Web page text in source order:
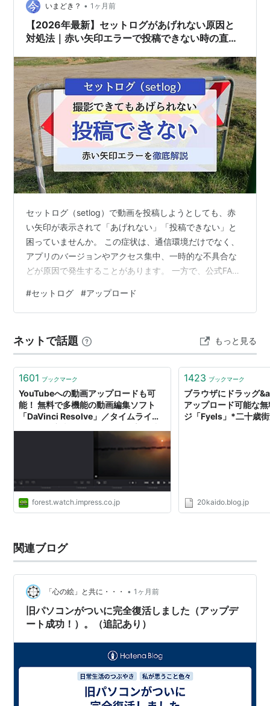
いまどき？ • 1ヶ月前
【2026年最新】セットログがあげれない原因と
対処法｜赤い矢印エラーで投稿できない時の直し
セットログ（setlog）で動画を投稿しようとしても、赤
い矢印が表示されて「あげれない」「投稿できない」と
困っていませんか。 この症状は、通信環境だけでなく、
アプリのバージョンやアクセス集中、一時的な不具合な
どが原因で発生することがあります。 一方で、公式FAQ
されており、最新版へのアップデートや時間を置いて再
投稿することで改善するケースもあります。 また、
くなる可能性があるため、安易にアプリを削除しないこ
とも重要です。 この記事では、セットログで赤い矢印エ
ラーが表示される原因や、公式情…
#セットログ #アップロード
ネットで話題 もっと見る
1601 ブックマーク
YouTubeへの動画アップロードも可
能！ 無料で多機能の動画編集ソフト
「DaVinci Resolve」／タイムライン
forest.watch.impress.co.jp
1423 ブックマーク
ブラウザにドラッグ
アップロード可能な
ジ「Fyels」*二十歳
20kaido.blog.jp
関連ブログ
「心の絵」と共に・・・ • 1ヶ月前
旧パソコンがついに完全復活しました（アップデ
ート成功！）。（追記あり）